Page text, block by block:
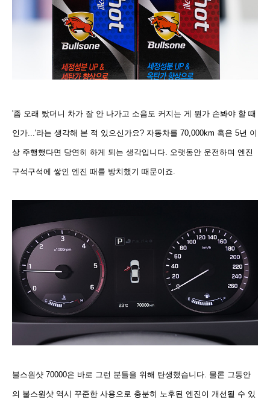
'좀 오래 탔더니 차가 잘 안 나가고 소음도 커지는 게 뭔가 손봐야 할 때
인가...'라는 생각해 본 적 있으신가요? 자동차를 70,000km 혹은 5년 이
상 주행했다면 당연히 하게 되는 생각입니다. 오랫동안 운전하며 엔진
구석구석에 쌓인 엔진 때를 방치했기 때문이죠.
불스원샷 70000은 바로 그런 분들을 위해 탄생했습니다. 물론 그동안
의 불스원샷 역시 꾸준한 사용으로 충분히 노후된 엔진이 개선될 수 있